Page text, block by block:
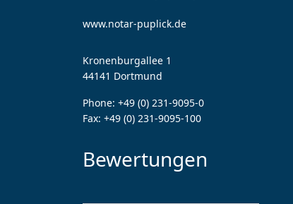
www.notar-puplick.de
Kronenburgallee 1
44141 Dortmund
Phone: +49 (0) 231-9095-0
Fax: +49 (0) 231-9095-100
Bewertungen